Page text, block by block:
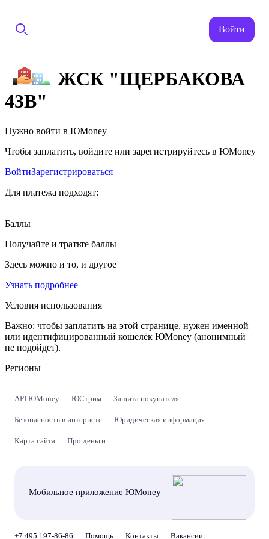
Войти
ЖСК "ЩЕРБАКОВА
43В"
Нужно войти в ЮMoney
Чтобы заплатить, войдите или зарегистрируйтесь в ЮMoney
ВойтиЗарегистрироваться
Для платежа подходят:
Баллы
Получайте и тратьте баллы
Здесь можно и то, и другое
Узнать подробнее
Условия использования
Важно: чтобы заплатить на этой странице, нужен именной
или идентифицированный кошелёк ЮMoney (анонимный
не подойдет).
Регионы
API ЮMoney ЮСтрим Защита покупателя
Безопасность в интернете Юридическая информация
Карта сайта Про деньги
Мобильное приложение ЮMoney
+7 495 197-86-86 Помощь Контакты Вакансии